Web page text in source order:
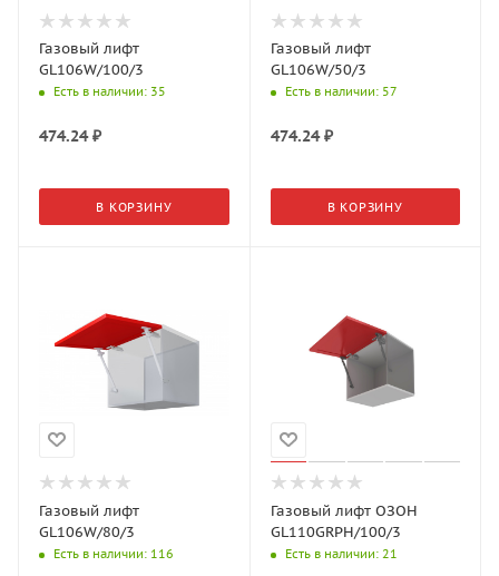
Газовый лифт
GL106W/100/3
Есть в наличии: 35
474.24₽
В КОРЗИНУ
Газовый лифт
GL106W/50/3
Есть в наличии: 57
474.24₽
В КОРЗИНУ
Газовый лифт
GL106W/80/3
Есть в наличии: 116
Газовый лифт ОЗОН
GL110GRPH/100/3
Есть в наличии: 21